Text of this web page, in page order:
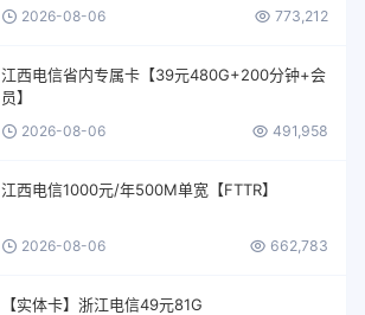
2026-08-06 773,212
江西电信省内专属卡【39元480G+200分钟+会
员】
2026-08-06 491,958
江西电信1000元/年500M单宽【FTTR】
2026-08-06 662,783
【实体卡】浙江电信49元81G